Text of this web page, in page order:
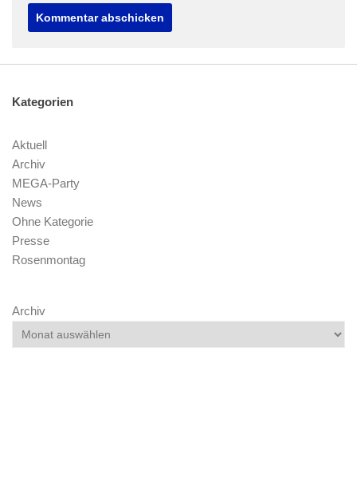
Kategorien
Aktuell
Archiv
MEGA-Party
News
Ohne Kategorie
Presse
Rosenmontag
Archiv